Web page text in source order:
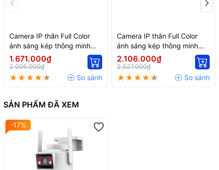
Camera IP thân Full Color
ánh sáng kép thông minh
2MP DH-IPC-HFW2249S-S-
IL
1.671.000₫
2.005.000₫
Camera IP thân Full Color
ánh sáng kép thông minh
DH-IPC-HFW2449T-AS-IL
2.106.000₫
2.527.000₫
SẢN PHẨM ĐÃ XEM
-17%